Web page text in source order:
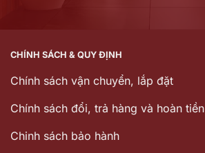
CHÍNH SÁCH & QUY ĐỊNH
Chính sách vận chuyển, lắp đặt
Chính sách đổi, trả hàng và hoàn tiền
Chinh sách bảo hành